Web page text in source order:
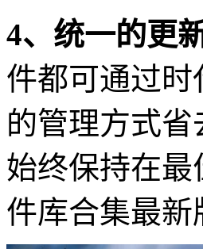
4、统一的更
件都可通过
的管理方式
始终保持在
件库合集最